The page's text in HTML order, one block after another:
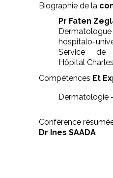
Biographie de la
Pr Faten
hospitalo-
Service de
Hôpital
Compétences Et
Dermatologie
Conférence
Dr Ines SAADA